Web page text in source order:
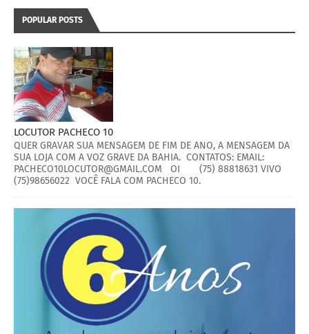
POPULAR POSTS
LOCUTOR PACHECO 10
QUER GRAVAR SUA MENSAGEM DE FIM DE ANO, A MENSAGEM DA
SUA LOJA COM A VOZ GRAVE DA BAHIA. CONTATOS: EMAIL:
PACHECO10LOCUTOR@GMAIL.COM OI (75) 88818631 VIVO
(75)98656022 VOCÊ FALA COM PACHECO 10.